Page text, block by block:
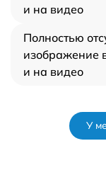
и на видео
Полностью
изображение
и на видео
У